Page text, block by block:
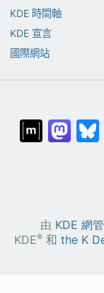
KDE 時間軸
KDE 宣言
國際網站
由 KDE 網管
KDE® 和 the K